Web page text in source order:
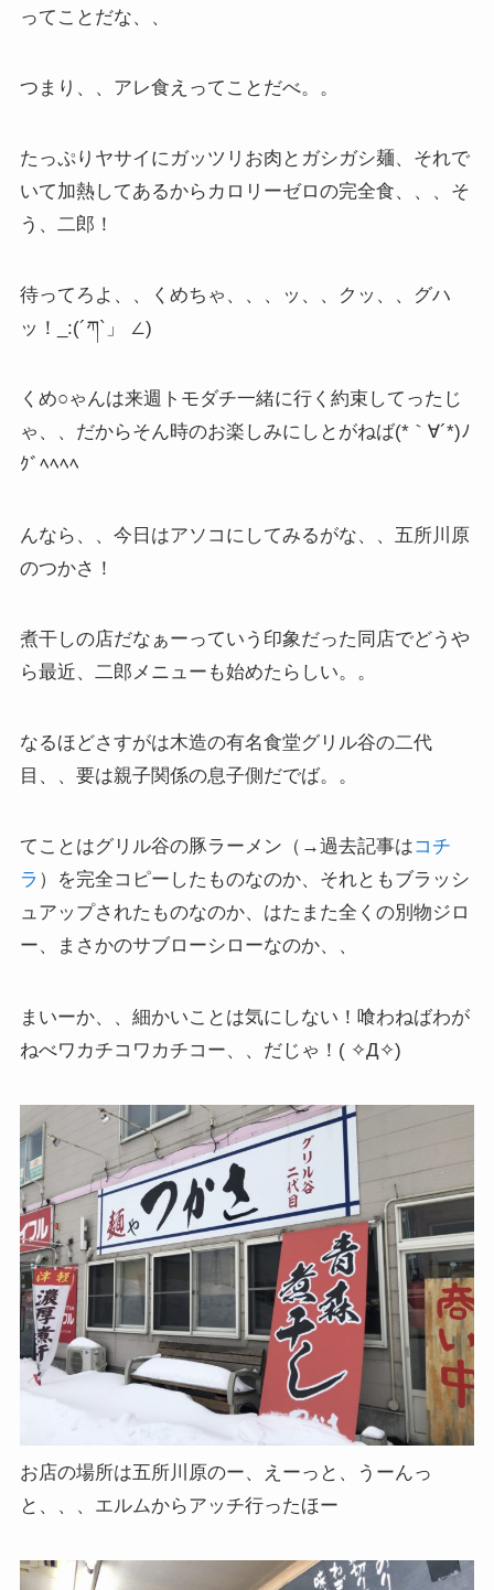
ってことだな、、
つまり、、アレ食えってことだべ。。
たっぷりヤサイにガッツリお肉とガシガシ麺、それで
いて加熱してあるからカロリーゼロの完全食、、、そ
う、二郎！
待ってろよ、、くめちゃ、、、ッ、、クッ、、グハ
ッ！_:(´ཀ`」 ∠)
くめ○ゃんは来週トモダチ一緒に行く約束してったじ
ゃ、、だからそん時のお楽しみにしとがねば(*｀∀´*)ﾉ
ｸﾞﾍﾍﾍﾍ
んなら、、今日はアソコにしてみるがな、、五所川原
のつかさ！
煮干しの店だなぁーっていう印象だった同店でどうや
ら最近、二郎メニューも始めたらしい。。
なるほどさすがは木造の有名食堂グリル谷の二代
目、、要は親子関係の息子側だでば。。
てことはグリル谷の豚ラーメン（→過去記事はコチ
ラ ）を完全コピーしたものなのか、それともブラッシ
ュアップされたものなのか、はたまた全くの別物ジロ
ー、まさかのサブローシローなのか、、
まいーか、、細かいことは気にしない！喰わねばわが
ねべワカチコワカチコー、、だじゃ！( ✧Д✧)
お店の場所は五所川原のー、えーっと、うーんっ
と、、、エルムからアッチ行ったほー